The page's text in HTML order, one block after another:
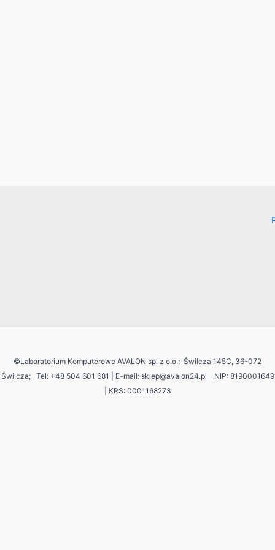
©Laboratorium Komputerowe AVALON sp. z o.o.; Świlcza 145C, 36-072
Świlcza; Tel: +48 504 601 681 | E-mail: sklep@avalon24.pl NIP: 8190001649
| KRS: 0001168273